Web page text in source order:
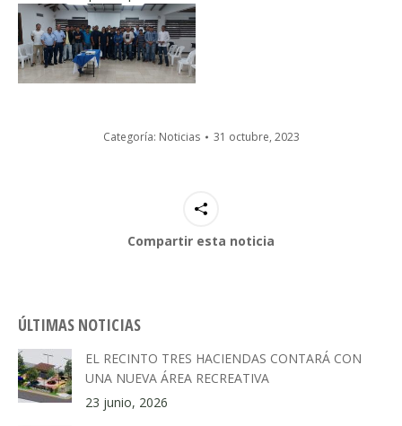
Categoría: Noticias 31 octubre, 2023
Compartir esta noticia
ÚLTIMAS NOTICIAS
EL RECINTO TRES HACIENDAS CONTARÁ CON
UNA NUEVA ÁREA RECREATIVA
23 junio, 2026